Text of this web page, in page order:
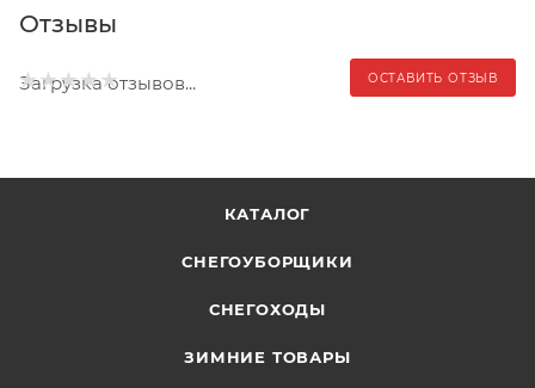
Отзывы
ОСТАВИТЬ ОТЗЫВ
Загрузка отзывов...
КАТАЛОГ
СНЕГОУБОРЩИКИ
СНЕГОХОДЫ
ЗИМНИЕ ТОВАРЫ